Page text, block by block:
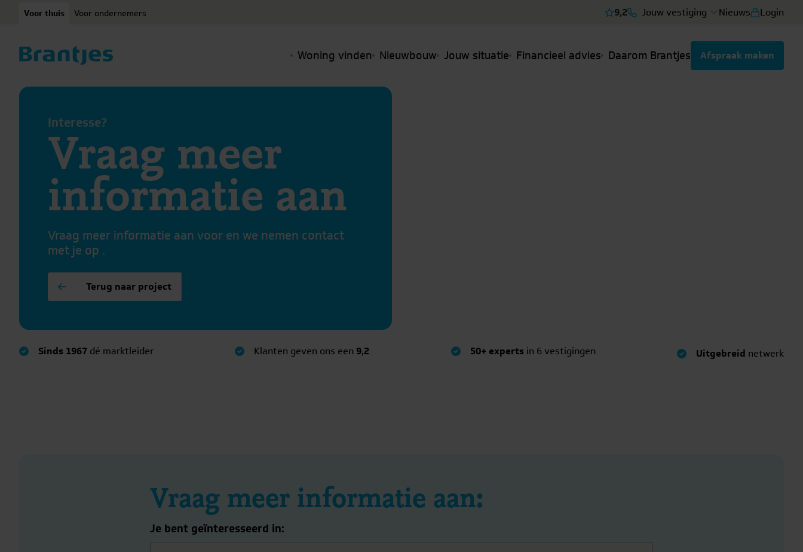
Ga naar content
Voor thuis Voor ondernemers Bekijk reviews
9,2 Jouw vestiging Nieuws Login
Woning vinden Nieuwbouw Jouw situatie Financieel advies Daarom Brantjes Afspraak maken
Interesse?
Vraag meer
informatie aan
Vraag meer informatie aan voor en we nemen contact
met je op .
Terug naar project
Sinds 1967 dé marktleider Klanten geven ons een 9,2 50+ experts in 6 vestigingen Uitgebreid netwerk
Vraag meer informatie aan:
Je bent geïnteresseerd in: